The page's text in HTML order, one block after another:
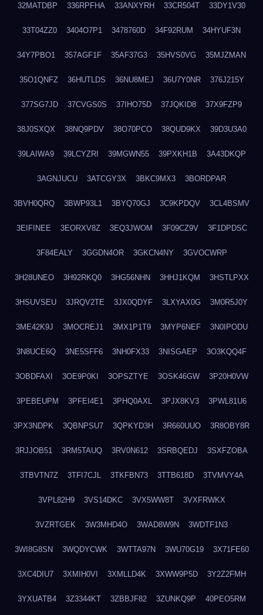
32MATDBP 336RPFHA 33ANXYRH 33CR504T 33DY1V30
33T04ZZ0 3404O7P1 3478760D 34F92RUM 34HYUF3N
34Y7PBO1 357AGF1F 35AF37G3 35HVS0VG 35MJZMAN
35O1QNFZ 36HUTLDS 36NU8MEJ 36U7Y0NR 376J215Y
377SG7JD 37CVGS0S 37IHO75D 37JQKID8 37X9FZP9
38J0SXQX 38NQ9PDV 38O70PCO 38QUD9KX 39D3U3A0
39LAIWA9 39LCYZRI 39MGWN55 39PXKH1B 3A43DKQP
3AGNJUCU 3ATCGY3X 3BKC9MX3 3BORDPAR
3BVH0QRQ 3BWP93L1 3BYQ70GJ 3C9KPDQV 3CL4BSMV
3EIFINEE 3EORXV8Z 3EQ3JWOM 3F09CZ9V 3F1DPDSC
3F84EALY 3GGDN4OR 3GKCN4NY 3GVOCWRP
3H28UNEO 3H92RKQ0 3HG56NHN 3HHJ1KQM 3HSTLPXX
3HSUVSEU 3JRQV2TE 3JX0QDYF 3LXYAX0G 3M0R5J0Y
3ME42K9J 3MOCREJ1 3MX1P1T9 3MYP6NEF 3N0IPODU
3N8UCE6Q 3NE5SFF6 3NH0FX33 3NISGAEP 3O3KQQ4F
3OBDFAXI 3OE9P0KI 3OPSZTYE 3OSK46GW 3P20H0VW
3PEBEUPM 3PFEI4E1 3PHQ0AXL 3PJX8KV3 3PWL81U6
3PX3NDPK 3QBNPSU7 3QPKYD3H 3R660UUO 3R8OBY8R
3RJJOB51 3RM5TAUQ 3RV0N612 3SRBQEDJ 3SXFZOBA
3TBVTN7Z 3TFI7CJL 3TKFBN73 3TTB618D 3TVMVY4A
3VPL82H9 3VS14DKC 3VX5WW8T 3VXFRWKX
3VZRTGEK 3W3MHD4O 3WAD8W9N 3WDTF1N3
3WI8G8SN 3WQDYCWK 3WTTA97N 3WU70G19 3X71FE60
3XC4DIU7 3XMIH0VI 3XMLLD4K 3XWW9P5D 3Y2Z2FMH
3YXUATB4 3Z3344KT 3ZBBJF82 3ZUNKQ9P 40PEO5RM